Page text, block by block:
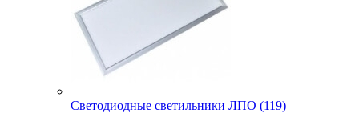
Светодиодные светильники ЛПО (119)